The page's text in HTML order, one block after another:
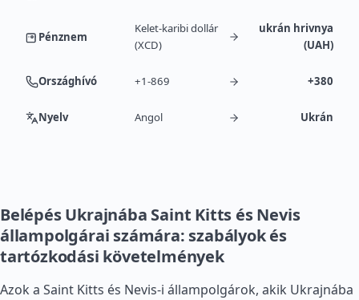
Pénznem
Kelet-karibi dollár
(XCD)
ukrán hrivnya
(UAH)
Országhívó +1-869 +380
Nyelv Angol Ukrán
Belépés Ukrajnába Saint Kitts és Nevis
állampolgárai számára: szabályok és
tartózkodási követelmények
Azok a Saint Kitts és Nevis-i állampolgárok, akik Ukrajnába